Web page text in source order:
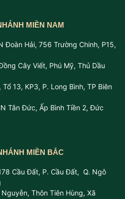
MIỀN NAM
Đoàn Hải, 756 Trường Chinh, P15,
Cây Viết, Phú Mỹ, Thủ Dầu
13, KP3, P. Long Bình, TP Biên
Tân Đức, Ấp Bình Tiền 2, Đức
MIỀN BẮC
Cầu Đất, P. Cầu Đất, Q. Ngô
Nguyễn, Thôn Tiên Hùng, Xã